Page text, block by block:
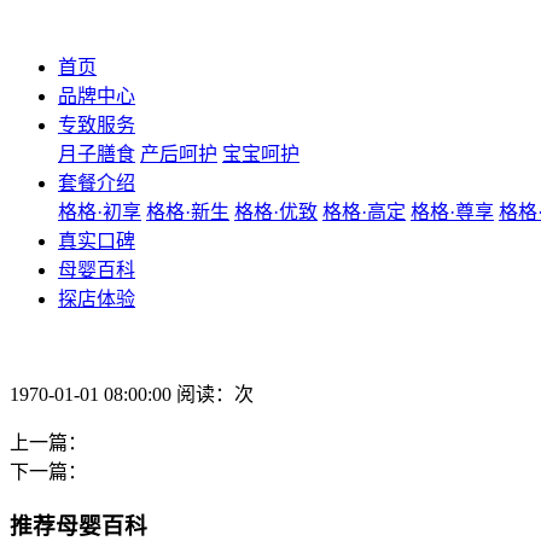
首页
品牌中心
专致服务
月子膳食 产后呵护 宝宝呵护
套餐介绍
格格·初享 格格·新生 格格·优致 格格·高定 格格·尊享 格格
真实口碑
母婴百科
探店体验
1970-01-01 08:00:00 阅读：次
上一篇：
下一篇：
推荐母婴百科